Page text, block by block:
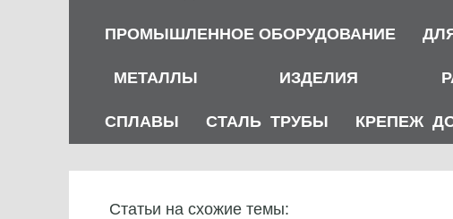
ПРОМЫШЛЕННОЕ ОБОРУДОВАНИЕ
МЕТАЛЛЫ
СПЛАВЫ СТАЛЬ
ИЗДЕЛИЯ
ТРУБЫ КРЕПЕЖ
Статьи на схожие темы: